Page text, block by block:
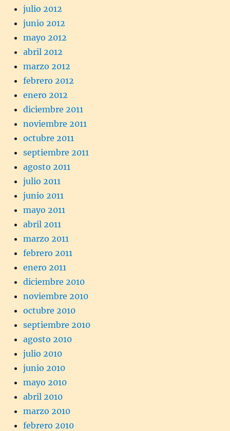
julio 2012
junio 2012
mayo 2012
abril 2012
marzo 2012
febrero 2012
enero 2012
diciembre 2011
noviembre 2011
octubre 2011
septiembre 2011
agosto 2011
julio 2011
junio 2011
mayo 2011
abril 2011
marzo 2011
febrero 2011
enero 2011
diciembre 2010
noviembre 2010
octubre 2010
septiembre 2010
agosto 2010
julio 2010
junio 2010
mayo 2010
abril 2010
marzo 2010
febrero 2010